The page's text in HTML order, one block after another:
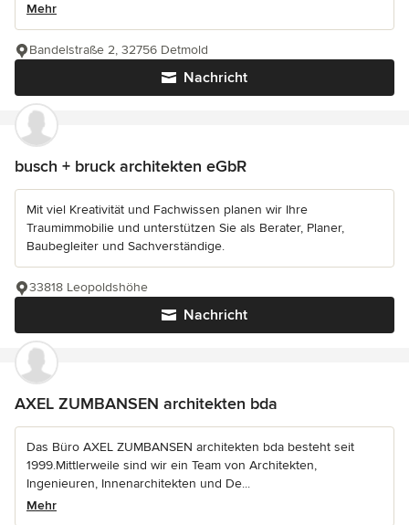
Mehr
Nachricht
Bandelstraße 2, 32756 Detmold
busch + bruck architekten eGbR
Mit viel Kreativität und Fachwissen planen wir Ihre
Traumimmobilie und unterstützen Sie als Berater, Planer,
Baubegleiter und Sachverständige.
Nachricht
33818 Leopoldshöhe
AXEL ZUMBANSEN architekten bda
Das Büro AXEL ZUMBANSEN architekten bda besteht seit
1999.Mittlerweile sind wir ein Team von Architekten,
Ingenieuren, Innenarchitekten und De...
Mehr